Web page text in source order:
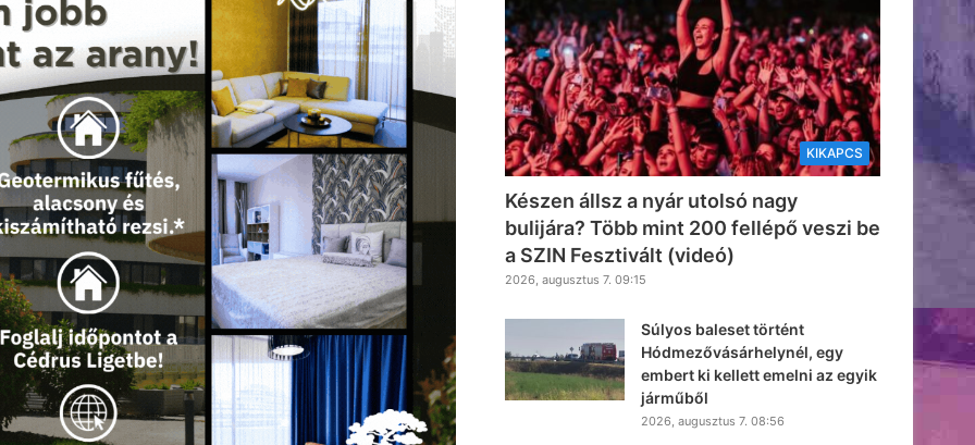
KIKAPCS
Készen állsz a nyár utolsó nagy
bulijára? Több mint 200 fellépő veszi be
a SZIN Fesztivált (videó)
2026, augusztus 7. 09:15
Súlyos baleset történt
Hódmezővásárhelynél, egy
embert ki kellett emelni az egyik
járműből
2026, augusztus 7. 08:56